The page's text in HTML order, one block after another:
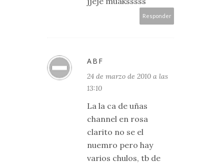
Responder
ABF
24 de marzo de 2010 a las
13:10
La la ca de uñas
channel en rosa
clarito no se el
nuemro pero hay
varios chulos, tb de